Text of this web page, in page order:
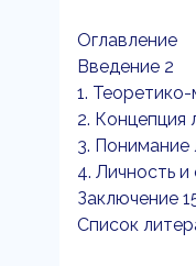
Оглавление
Введение 2
1.
2. Концепция
3. Понимание
4. Личность
Заключение
Список